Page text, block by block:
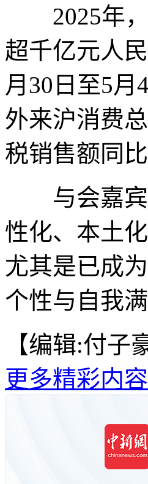
2025年，
超千亿元人
月30日至5
外来沪消费
税销售额同
与会嘉宾
性化、本土
尤其是已成
个性与自我
【编辑:付子
更多精彩内